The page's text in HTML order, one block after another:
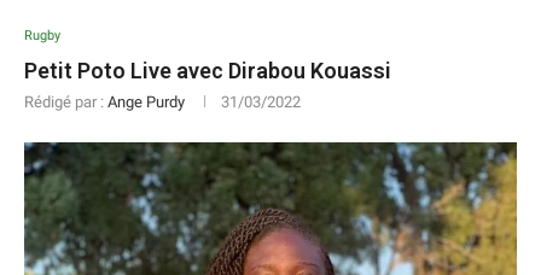
Rugby
Petit Poto Live avec Dirabou Kouassi
Rédigé par : Ange Purdy 31/03/2022